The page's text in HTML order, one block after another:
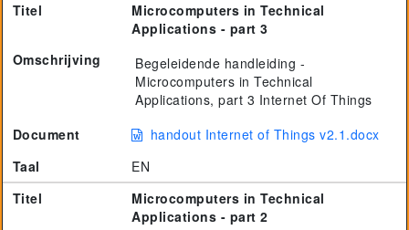
Titel
Microcomputers in Technical
Applications - part 3
Omschrijving
Begeleidende handleiding -
Microcomputers in Technical
Applications, part 3 Internet Of Things
Document
handout Internet of Things v2.1.docx
Taal
EN
Titel
Microcomputers in Technical
Applications - part 2